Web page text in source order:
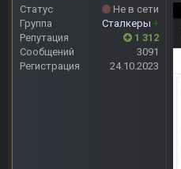
Статус
Не в сети
Группа
Сталкеры +
Репутация
1 312
Сообщений
3091
Регистрация
24.10.2023